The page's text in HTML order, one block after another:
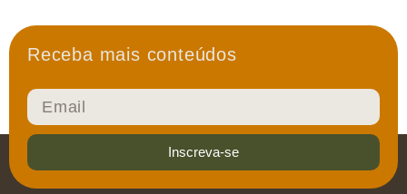
Receba mais conteúdos
Inscreva-se